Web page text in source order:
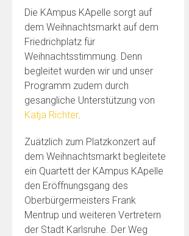
Die KAmpus KApelle sorgt auf
dem Weihnachtsmarkt auf dem
Friedrichplatz für
Weihnachtsstimmung. Denn
begleitet wurden wir und unser
Programm zudem durch
gesangliche Unterstützung von
Katja Richter.
Zuätzlich zum Platzkonzert auf
dem Weihnachtsmarkt begleitete
ein Quartett der KAmpus KApelle
den Eröffnungsgang des
Oberbürgermeisters Frank
Mentrup und weiteren Vertretern
der Stadt Karlsruhe. Der Weg